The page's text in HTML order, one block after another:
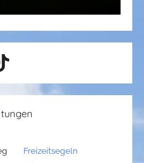
Freizeitsegeln